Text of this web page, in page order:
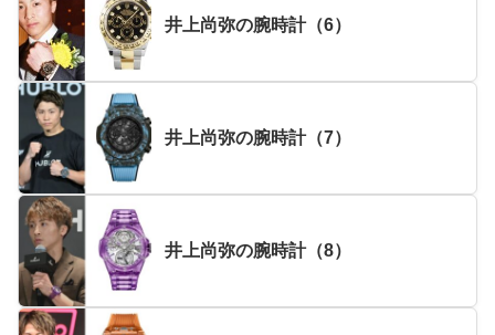
井上尚弥の腕時計（6）
井上尚弥の腕時計（7）
井上尚弥の腕時計（8）